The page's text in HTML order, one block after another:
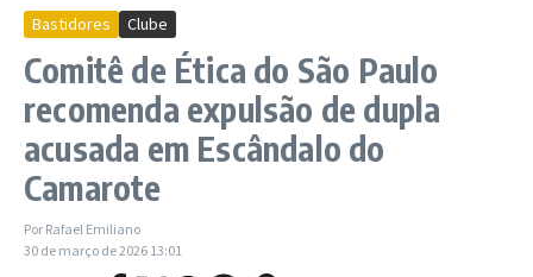
Bastidores Clube
Comitê de Ética do São Paulo
recomenda expulsão de dupla
acusada em Escândalo do
Camarote
Por Rafael Emiliano
30 de março de 2026 13:01